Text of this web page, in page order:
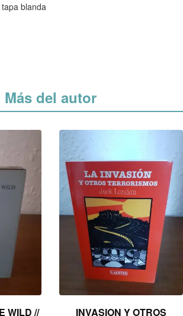
blanda
Más del autor
WILD // INVASION Y OTROS